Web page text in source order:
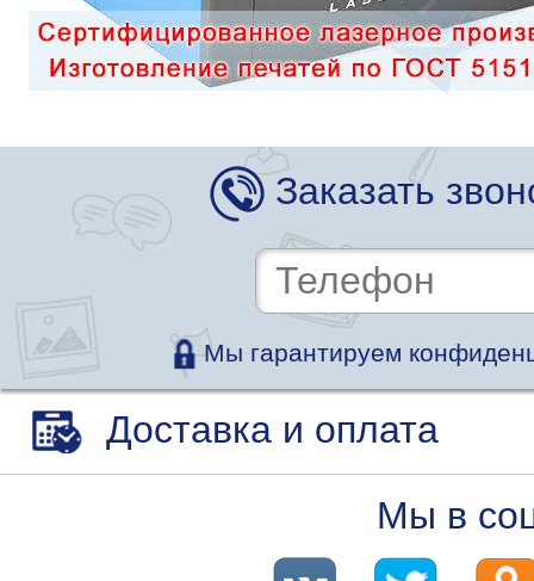
Заказать
Мы гарантируем
Доставка и оплата
Мы в